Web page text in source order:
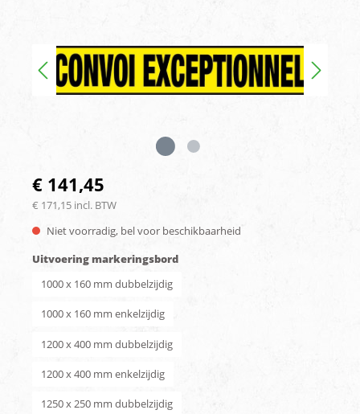
€ 141,45
€ 171,15 incl. BTW
Niet voorradig, bel voor beschikbaarheid
Uitvoering markeringsbord
1000 x 160 mm dubbelzijdig
1000 x 160 mm enkelzijdig
1200 x 400 mm dubbelzijdig
1200 x 400 mm enkelzijdig
1250 x 250 mm dubbelzijdig